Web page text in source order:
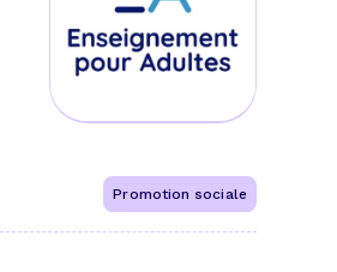
Promotion sociale